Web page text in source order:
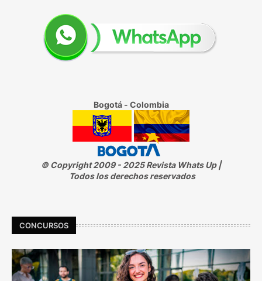
Bogotá - Colombia
© Copyright 2009 - 2025 Revista Whats Up |
Todos los derechos reservados
CONCURSOS